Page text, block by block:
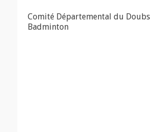
Comité Départemental du Doubs
Badminton